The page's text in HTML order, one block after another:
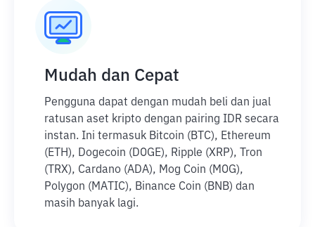
Mudah dan Cepat
Pengguna dapat dengan mudah beli dan jual
ratusan aset kripto dengan pairing IDR secara
instan. Ini termasuk Bitcoin (BTC), Ethereum
(ETH), Dogecoin (DOGE), Ripple (XRP), Tron
(TRX), Cardano (ADA), Mog Coin (MOG),
Polygon (MATIC), Binance Coin (BNB) dan
masih banyak lagi.